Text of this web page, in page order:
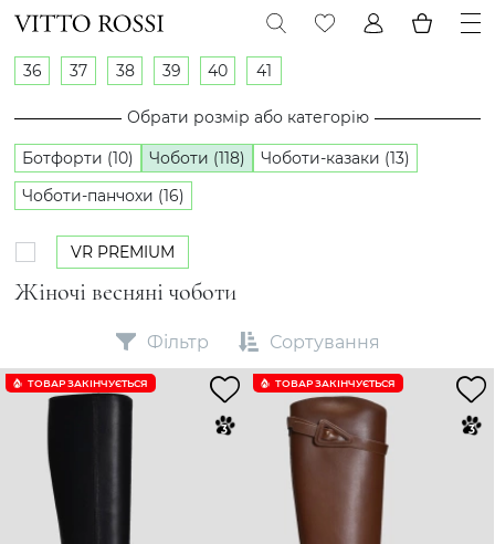
Жіночі весняні чоботи
36 37 38 39 40 41
Обрати розмір або категорію
Ботфорти (10) Чоботи (118)
Чоботи-казаки (13)
Чоботи-панчохи (16)
VR PREMIUM
Фільтр Сортування
ТОВАР ЗАКІНЧУЄTЬСЯ ТОВАР ЗАКІНЧУЄTЬСЯ